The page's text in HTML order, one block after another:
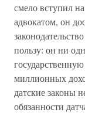
смело вступил
адвокатом, он
пользу: он ни
миллионных
датские законы
обязанности